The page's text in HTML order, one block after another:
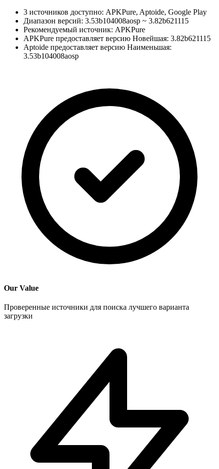
3 источников доступно: APKPure, Aptoide, Google Play
Диапазон версий: 3.53b104008aosp ~ 3.82b621115
Рекомендуемый источник: APKPure
APKPure предоставляет версию Новейшая: 3.82b621115
Aptoide предоставляет версию Наименьшая:
3.53b104008aosp
Our Value
Проверенные источники для поиска лучшего варианта
загрузки